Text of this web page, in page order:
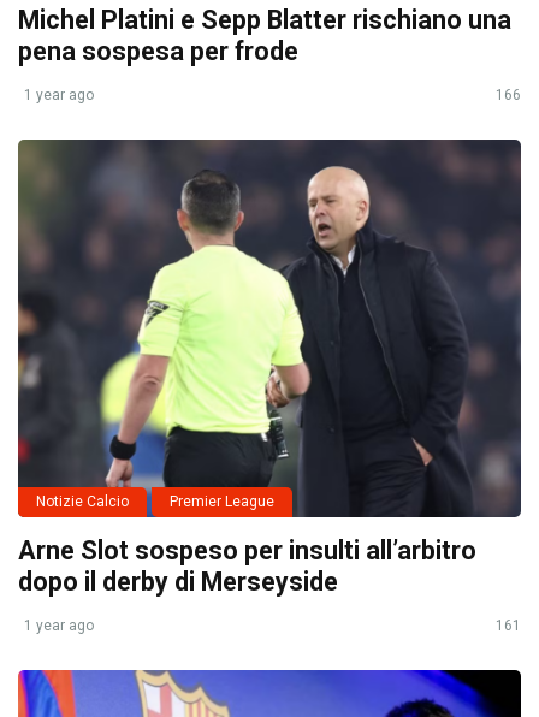
Michel Platini e Sepp Blatter rischiano una
pena sospesa per frode
1 year ago 166
Notizie Calcio Premier League
Arne Slot sospeso per insulti all’arbitro
dopo il derby di Merseyside
1 year ago 161